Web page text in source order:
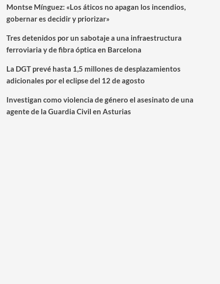
Montse Mínguez: «Los áticos no apagan los incendios,
gobernar es decidir y priorizar»
Tres detenidos por un sabotaje a una infraestructura
ferroviaria y de fibra óptica en Barcelona
La DGT prevé hasta 1,5 millones de desplazamientos
adicionales por el eclipse del 12 de agosto
Investigan como violencia de género el asesinato de una
agente de la Guardia Civil en Asturias